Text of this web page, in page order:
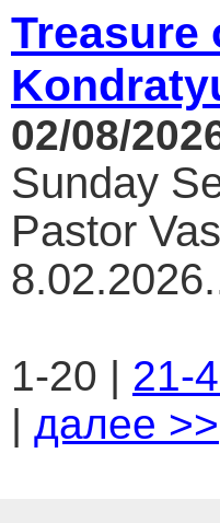
Treasure
02/08/
Sunday
Pastor
1-20 | 21-
| далее >>